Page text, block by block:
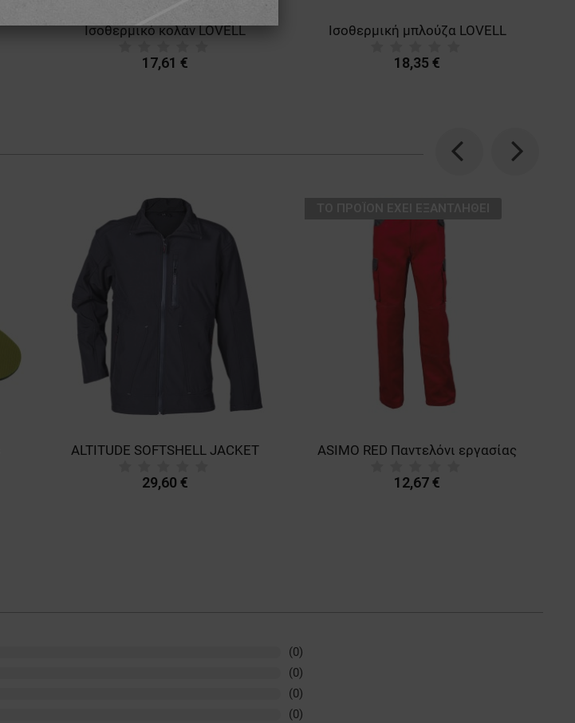
Ισοθερμικό κολάν LOVELL
17,61 €
Ισοθερμική μπλούζα LOVELL
18,35 €
Previous
ALTITUDE SOFTSHELL JACKET
29,60 €
ASIMO RED Παντελόνι εργασίας
12,67 €
Next
(0)
(0)
(0)
(0)